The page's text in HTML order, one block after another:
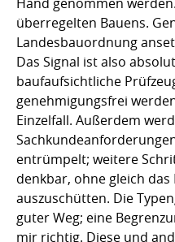
überregelten Bauens.
Landesbauordnung
Das Signal ist also
baufaufsichtliche
genehmigungsfrei
Einzelfall. Außerdem
entrümpelt; weitere
denkbar, ohne gleich
auszuschütten. Die
guter Weg; eine
mir richtig. Diese und